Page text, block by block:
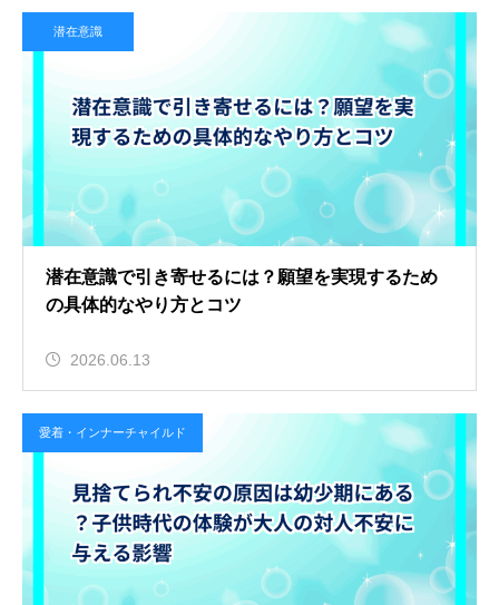
潜在意識
潜在意識で引き寄せるには？願望を実現するため
の具体的なやり方とコツ
2026.06.13
愛着・インナーチャイルド